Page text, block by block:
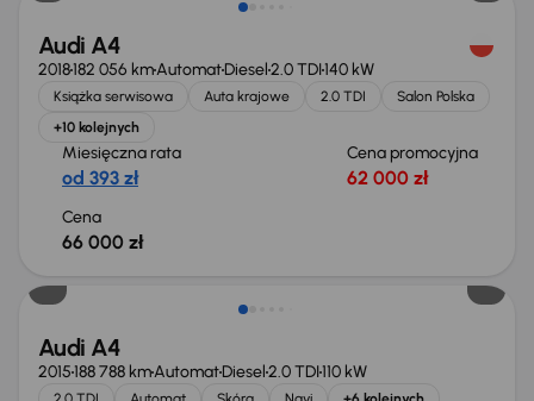
Audi A4
2018182 056 kmAutomatDiesel2.0 TDI140 kW
Książka serwisowa Auta krajowe 2.0 TDI
Salon Polska
+10 kolejnych
Miesięczna rata
od 393 zł
Cena promocyjna
62 000 zł
Cena
66 000 zł
Audi A4
2015188 788 kmAutomatDiesel2.0 TDI110 kW